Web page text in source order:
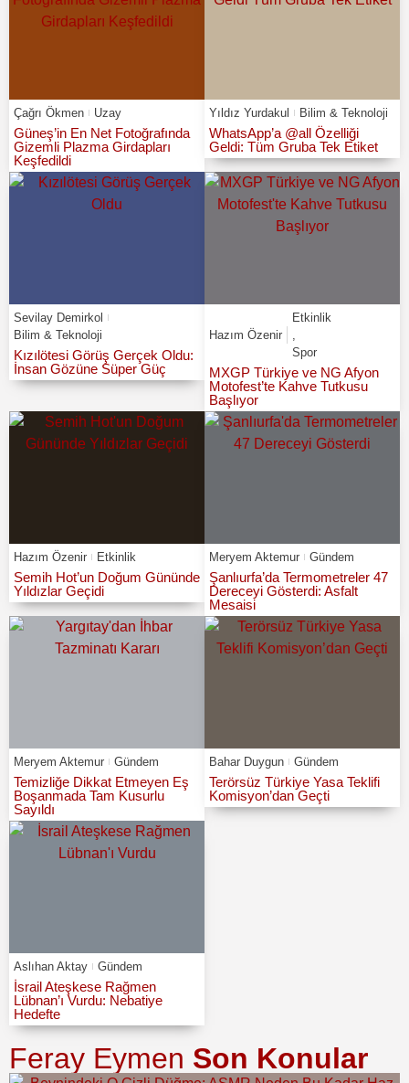
Çağrı Ökmen Uzay
Güneş’in En Net Fotoğrafında
Gizemli Plazma Girdapları
Keşfedildi
Yıldız Yurdakul Bilim & Teknoloji
WhatsApp’a @all Özelliği
Geldi: Tüm Gruba Tek Etiket
Sevilay Demirkol
Bilim & Teknoloji
Kızılötesi Görüş Gerçek Oldu:
İnsan Gözüne Süper Güç
Hazım Özenir
Etkinlik
,
Spor
MXGP Türkiye ve NG Afyon
Motofest’te Kahve Tutkusu
Başlıyor
Hazım Özenir Etkinlik
Semih Hot’un Doğum Gününde
Yıldızlar Geçidi
Meryem Aktemur Gündem
Şanlıurfa’da Termometreler 47
Dereceyi Gösterdi: Asfalt
Mesaisi
Meryem Aktemur Gündem
Temizliğe Dikkat Etmeyen Eş
Boşanmada Tam Kusurlu
Sayıldı
Bahar Duygun Gündem
Terörsüz Türkiye Yasa Teklifi
Komisyon’dan Geçti
Aslıhan Aktay Gündem
İsrail Ateşkese Rağmen
Lübnan’ı Vurdu: Nebatiye
Hedefte
Feray Eymen Son Konular